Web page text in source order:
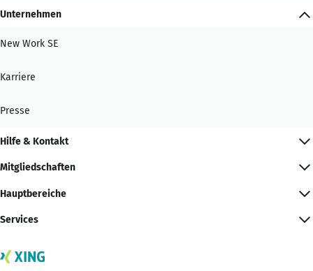
Unternehmen
New Work SE
Karriere
Presse
Hilfe & Kontakt
Mitgliedschaften
Hauptbereiche
Services